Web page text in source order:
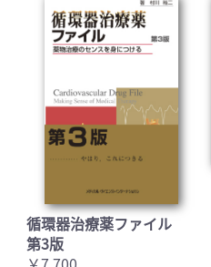
循環器治療薬ファイル
第3版